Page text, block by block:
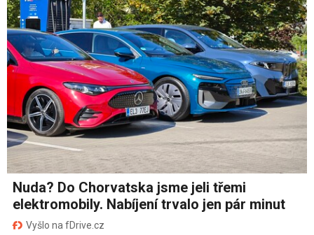
Nuda? Do Chorvatska jsme jeli třemi
elektromobily. Nabíjení trvalo jen pár minut
Vyšlo na fDrive.cz